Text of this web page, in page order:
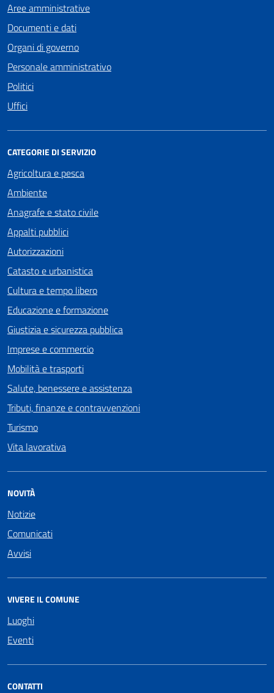
Aree amministrative
Documenti e dati
Organi di governo
Personale amministrativo
Politici
Uffici
CATEGORIE DI SERVIZIO
Agricoltura e pesca
Ambiente
Anagrafe e stato civile
Appalti pubblici
Autorizzazioni
Catasto e urbanistica
Cultura e tempo libero
Educazione e formazione
Giustizia e sicurezza pubblica
Imprese e commercio
Mobilità e trasporti
Salute, benessere e assistenza
Tributi, finanze e contravvenzioni
Turismo
Vita lavorativa
NOVITÀ
Notizie
Comunicati
Avvisi
VIVERE IL COMUNE
Luoghi
Eventi
CONTATTI